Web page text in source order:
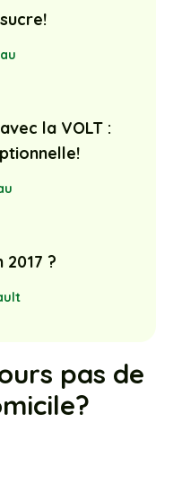
la VOLT :
?
pas de